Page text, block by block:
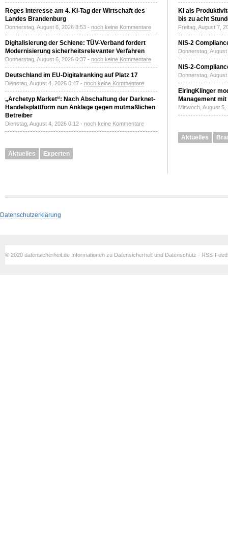
Reges Interesse am 4. KI-Tag der Wirtschaft des
Landes Brandenburg
Donnerstag, August 6, 2026 8:53 - noch keine Kommentare
Digitalisierung der Schiene: TÜV-Verband fordert
Modernisierung sicherheitsrelevanter Verfahren
Donnerstag, August 6, 2026 0:37 - noch keine Kommentare
Deutschland im EU-Digitalranking auf Platz 17
Dienstag, August 4, 2026 0:47 - noch keine Kommentare
„Archetyp Market“: Nach Abschaltung der Darknet-
Handelsplattform nun Anklage gegen mutmaßlichen
Betreiber
Dienstag, August 4, 2026 0:12 - noch keine Kommentare
Aktuelles Experten
KI als
bis zu acht
Freitag, August 7,
NIS-2
Donnerstag,
NIS-2-
Donnerstag,
ElringKlinger
Management
Mittwoch, August
Aktuelles
Datenschutzerklärung
© 2020 datensicherheit.de Informationen zu Datensicherheit und Datenschutz - RSS-